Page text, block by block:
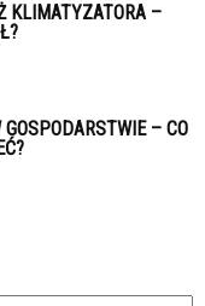
KLIMATYZATORA –
– CO